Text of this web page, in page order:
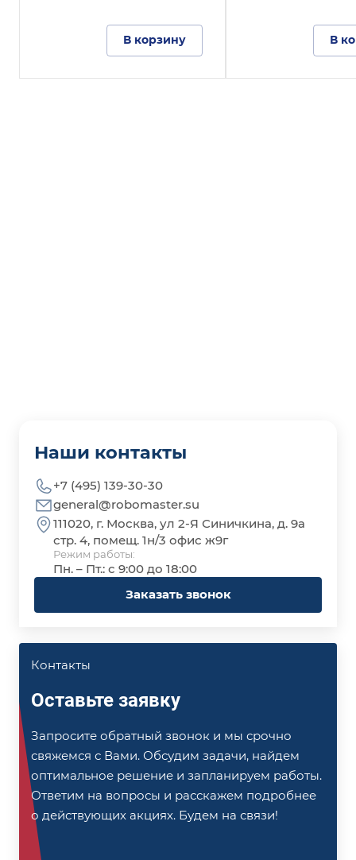
В корзину В
Наши контакты
+7 (495) 139-30-30
general@robomaster.su
111020, г. Москва, ул 2-Я Синичкина, д. 9а
стр. 4, помещ. 1н/3 офис ж9г
Режим работы:
Пн. – Пт.: с 9:00 до 18:00
Заказать звонок
Контакты
Оставьте заявку
Запросите обратный звонок и мы срочно
свяжемся с Вами. Обсудим задачи, найдем
оптимальное решение и запланируем работы.
Ответим на вопросы и расскажем подробнее
о действующих акциях. Будем на связи!